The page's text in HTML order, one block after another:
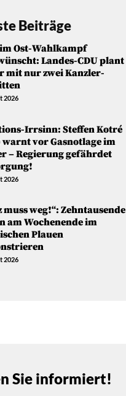
Beiträge
Ost-Wahlkampf
Landes-CDU plant
mit nur zwei Kanzler-
2026
Irrsinn: Steffen Kotré
warnt vor Gasnotlage im
– Regierung gefährdet
2026
muss weg!“: Zehntausende
am Wochenende im
Plauen
2026
Sie informiert!